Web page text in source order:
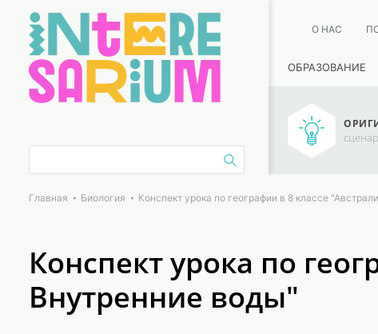
О НАС
ОБРАЗОВАНИЕ
Главная Биология Конспект урока по географии в 8 классе
Конспект урока по
Внутренние воды"